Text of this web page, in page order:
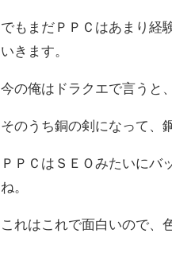
でもまだＰＰＣはあまり経
いきます。
今の俺はドラクエで言うと
そのうち銅の剣になって、
ＰＰＣはＳＥＯみたいにバ
ね。
これはこれで面白いので、